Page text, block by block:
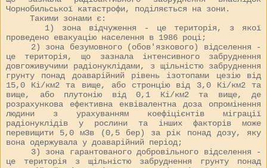
Чорнобильської катастрофи, поділяється на зони.
Такими зонами є:
1) зона відчуження - це територія, з якої
проведено евакуацію населення в 1986 році;
2) зона безумовного (обов'язкового) відселення -
це територія, що зазнала інтенсивного забруднення
довгоживучими радіонуклідами, з щільністю забруднення
грунту понад доаварійний рівень ізотопами цезію від
15,0 Кі/км2 та вище, або стронцію від 3,0 Кі/км2 та
вище, або плутонію від 0,1 Кі/км2 та вище, де
розрахункова ефективна еквівалентна доза опромінення
людини з урахуванням коефіцієнтів міграції
радіонуклідів у рослини та інших факторів може
перевищити 5,0 мЗв (0,5 бер) за рік понад дозу, яку
вона одержувала у доаварійний період;
3) зона гарантованого добровільного відселення -
це територія з щільністю забруднення грунту понад